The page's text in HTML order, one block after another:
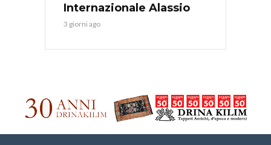
Internazionale Alassio
3 giorni ago